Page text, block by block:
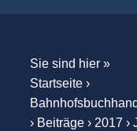
Sie sind hier »
Startseite›
› Beiträge› 2017 ›